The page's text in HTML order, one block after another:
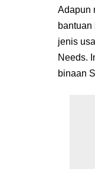
Adapun
bantuan
jenis
Needs.
binaan